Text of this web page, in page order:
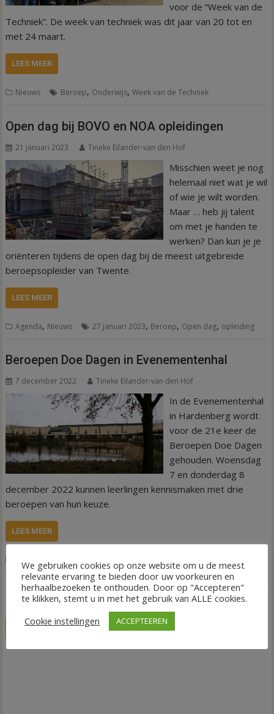
voor de “Week van de
Techniek”. De week van techniek was dit jaar van 20 tot en
met 24 maart.
LEES MEER
Nieuws Beroep, Onderwijs,Week van de Techniek
Open dag bij BOVO en NOA opleidingen
21 januari 2023 Tineke Eilander-van den Hof
Misschien weet je nog
helemaal niet wat je wil
of wie je wilt worden.
Maar … heb jij talent
om met je handen te
werken? Dan kun je je
oriënteren tijdens de open dag bij de meest uitgebreide
beroepsopleider van Twente.
LEES MEER
Agenda, Nieuws 27 januari 2023, Beroep, Open dag, opleiding
Beroepen Doe Dagen in Evenementenhal
7 december 2022 Tineke Eilander-van den Hof
In de Evenementenhal
in Hardenberg wordt
voor de 21e keer de
Beroepen Doe Dagen
gehouden. Woensdag
7 en donderdag 8
december 2022 kunnen leerlingen kennismaken met drie
beroepen van hun keuze.
LEES MEER
Beroep Beroepen doe Dagen
Evenementenhal
Hardenberg,Scholieren,school
LIVE
We gebruiken cookies op onze website om u de meest
relevante ervaring te bieden door uw voorkeuren en
herhaalbezoeken te onthouden. Door op "Accepteren"
te klikken, stemt u in met het gebruik van ALLE cookies.
Cookie instellingen
ACCEPTEEREN